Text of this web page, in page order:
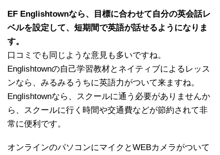
EF Englishtownなら、目標に合わせて自分の英会話レ
ベルを設定して、短期間で英語が話せるようになりま
す。
口コミでも同じような意見も多いですね。
Englishtownの自己学習教材とネイティブによるレッス
ンなら、みるみるうちに英語力がついて来ますね。
Englishtownなら、スクールに通う必要がありませんか
ら、スクールに行く時間や交通費などが節約されて非
常に便利です。
オンラインのパソコンにマイクとWEBカメラがついて